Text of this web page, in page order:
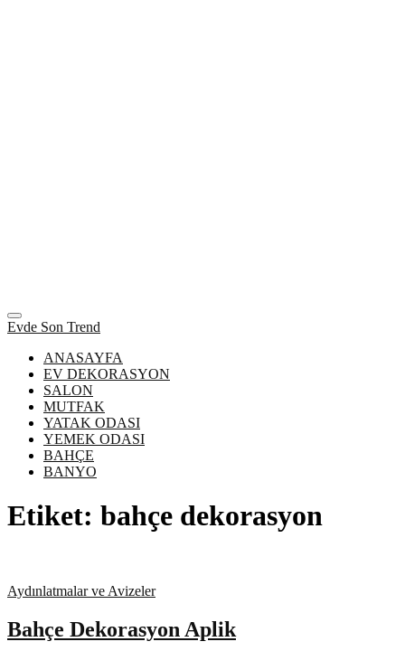
Evde Son Trend
ANASAYFA
EV DEKORASYON
SALON
MUTFAK
YATAK ODASI
YEMEK ODASI
BAHÇE
BANYO
Etiket: bahçe dekorasyon
Aydınlatmalar ve Avizeler
Bahçe Dekorasyon Aplik